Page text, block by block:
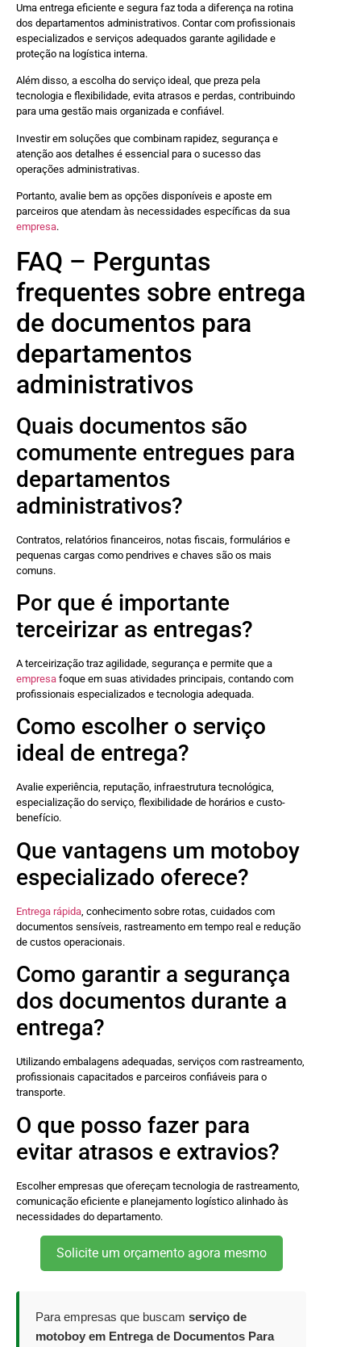
Uma entrega eficiente e segura faz toda a diferença na rotina
dos departamentos administrativos. Contar com profissionais
especializados e serviços adequados garante agilidade e
proteção na logística interna.
Além disso, a escolha do serviço ideal, que preza pela
tecnologia e flexibilidade, evita atrasos e perdas, contribuindo
para uma gestão mais organizada e confiável.
Investir em soluções que combinam rapidez, segurança e
atenção aos detalhes é essencial para o sucesso das
operações administrativas.
Portanto, avalie bem as opções disponíveis e aposte em
parceiros que atendam às necessidades específicas da sua
empresa.
FAQ – Perguntas
frequentes sobre entrega
de documentos para
departamentos
administrativos
Quais documentos são
comumente entregues para
departamentos
administrativos?
Contratos, relatórios financeiros, notas fiscais, formulários e
pequenas cargas como pendrives e chaves são os mais
comuns.
Por que é importante
terceirizar as entregas?
A terceirização traz agilidade, segurança e permite que a
empresa foque em suas atividades principais, contando com
profissionais especializados e tecnologia adequada.
Como escolher o serviço
ideal de entrega?
Avalie experiência, reputação, infraestrutura tecnológica,
especialização do serviço, flexibilidade de horários e custo-
benefício.
Que vantagens um motoboy
especializado oferece?
Entrega rápida , conhecimento sobre rotas, cuidados com
documentos sensíveis, rastreamento em tempo real e redução
de custos operacionais.
Como garantir a segurança
dos documentos durante a
entrega?
Utilizando embalagens adequadas, serviços com rastreamento,
profissionais capacitados e parceiros confiáveis para o
transporte.
O que posso fazer para
evitar atrasos e extravios?
Escolher empresas que ofereçam tecnologia de rastreamento,
comunicação eficiente e planejamento logístico alinhado às
necessidades do departamento.
Solicite um orçamento agora mesmo
Para empresas que buscam serviço de
motoboy em Entrega de Documentos Para